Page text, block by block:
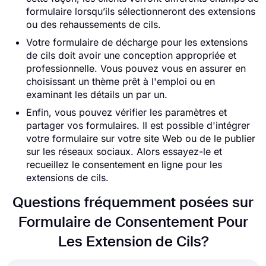
formulaire lorsqu’ils sélectionneront des extensions
ou des rehaussements de cils.
Votre formulaire de décharge pour les extensions
de cils doit avoir une conception appropriée et
professionnelle. Vous pouvez vous en assurer en
choisissant un thème prêt à l'emploi ou en
examinant les détails un par un.
Enfin, vous pouvez vérifier les paramètres et
partager vos formulaires. Il est possible d'intégrer
votre formulaire sur votre site Web ou de le publier
sur les réseaux sociaux. Alors essayez-le et
recueillez le consentement en ligne pour les
extensions de cils.
Questions fréquemment posées sur
Formulaire de Consentement Pour
Les Extension de Cils?